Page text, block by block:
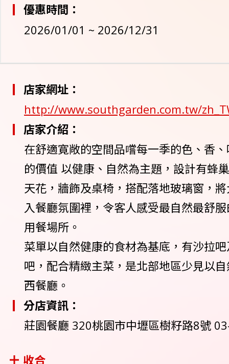
優惠時間：
2026/01/01 ~ 2026/12/31
店家網址：
http://www.southgarden.com.tw/
店家介紹：
在舒適寛敞的空間品嚐每一季的色、香
的價值 以健康、自然為主題，設計有蜂
天花，牆飾及桌椅，搭配落地玻璃窗，
入餐廳氛圍裡，令客人感受最自然最舒
用餐場所。
菜單以自然健康的食材為基底，有沙拉
吧，配合精緻主菜，是北部地區少見以
西餐廳。
分店資訊：
莊園餐廳 320桃園市中壢區樹籽路8號
收合